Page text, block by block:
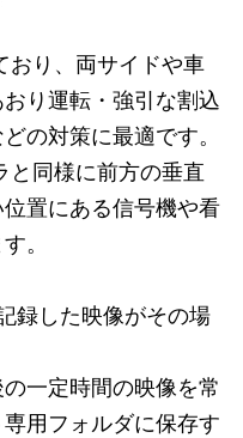
おり、両サイドや車
り運転・強引な割込
の対策に最適です。
と同様に前方の垂直
置にある信号機や看
。
録した映像がその場
一定時間の映像を常
用フォルダに保存す